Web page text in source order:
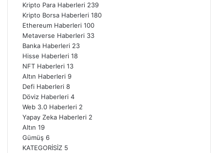
Kripto Para Haberleri 239
Kripto Borsa Haberleri 180
Ethereum Haberleri 100
Metaverse Haberleri 33
Banka Haberleri 23
Hisse Haberleri 18
NFT Haberleri 13
Altın Haberleri 9
Defi Haberleri 8
Döviz Haberleri 4
Web 3.0 Haberleri 2
Yapay Zeka Haberleri 2
Altın 19
Gümüş 6
KATEGORİSİZ 5